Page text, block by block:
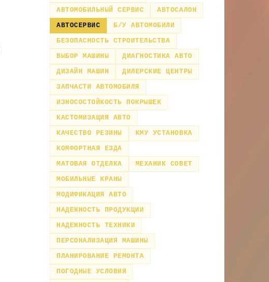
АВТОМОБИЛЬНЫЙ СЕРВИС
АВТОСАЛОН
АВТОСЕРВИС
Б/У АВТОМОБИЛИ
БЕЗОПАСНОСТЬ СТРОИТЕЛЬСТВА
ВЫБОР МАШИНЫ
ДИАГНОСТИКА АВТО
ДИЗАЙН МАШИН
ДИЛЕРСКИЕ ЦЕНТРЫ
ЗАПЧАСТИ АВТОМОБИЛЯ
ИЗНОСОСТОЙКОСТЬ ПОКРЫШЕК
КАСТОМИЗАЦИЯ АВТО
КАЧЕСТВО РЕЗИНЫ
КМУ УСТАНОВКА
КОМФОРТНАЯ ЕЗДА
МАТОВАЯ ОТДЕЛКА
МЕХАНИК СОВЕТ
МОБИЛЬНЫЕ КРАНЫ
МОДИФИКАЦИЯ АВТО
НАДЕЖНОСТЬ ПРОДУКЦИИ
НАДЕЖНОСТЬ ТЕХНИКИ
ПЕРСОНАЛИЗАЦИЯ МАШИНЫ
ПЛАНИРОВАНИЕ РЕМОНТА
ПОГОДНЫЕ УСЛОВИЯ